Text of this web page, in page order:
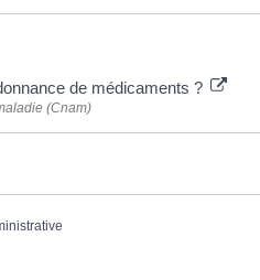
de médicaments ?
(Cnam)